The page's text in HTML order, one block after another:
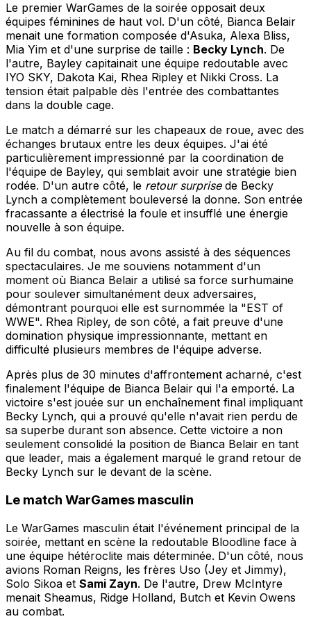
Le premier WarGames de la soirée opposait deux
équipes féminines de haut vol. D'un côté, Bianca Belair
menait une formation composée d'Asuka, Alexa Bliss,
Mia Yim et d'une surprise de taille : Becky Lynch. De
l'autre, Bayley capitainait une équipe redoutable avec
IYO SKY, Dakota Kai, Rhea Ripley et Nikki Cross. La
tension était palpable dès l'entrée des combattantes
dans la double cage.
Le match a démarré sur les chapeaux de roue, avec des
échanges brutaux entre les deux équipes. J'ai été
particulièrement impressionné par la coordination de
l'équipe de Bayley, qui semblait avoir une stratégie bien
rodée. D'un autre côté, le retour surprisede Becky
Lynch a complètement bouleversé la donne. Son entrée
fracassante a électrisé la foule et insufflé une énergie
nouvelle à son équipe.
Au fil du combat, nous avons assisté à des séquences
spectaculaires. Je me souviens notamment d'un
moment où Bianca Belair a utilisé sa force surhumaine
pour soulever simultanément deux adversaires,
démontrant pourquoi elle est surnommée la "EST of
WWE". Rhea Ripley, de son côté, a fait preuve d'une
domination physique impressionnante, mettant en
difficulté plusieurs membres de l'équipe adverse.
Après plus de 30 minutes d'affrontement acharné, c'est
finalement l'équipe de Bianca Belair qui l'a emporté. La
victoire s'est jouée sur un enchaînement final impliquant
Becky Lynch, qui a prouvé qu'elle n'avait rien perdu de
sa superbe durant son absence. Cette victoire a non
seulement consolidé la position de Bianca Belair en tant
que leader, mais a également marqué le grand retour de
Becky Lynch sur le devant de la scène.
Le match WarGames masculin
Le WarGames masculin était l'événement principal de la
soirée, mettant en scène la redoutable Bloodline face à
une équipe hétéroclite mais déterminée. D'un côté, nous
avions Roman Reigns, les frères Uso (Jey et Jimmy),
Solo Sikoa et Sami Zayn. De l'autre, Drew McIntyre
menait Sheamus, Ridge Holland, Butch et Kevin Owens
au combat.